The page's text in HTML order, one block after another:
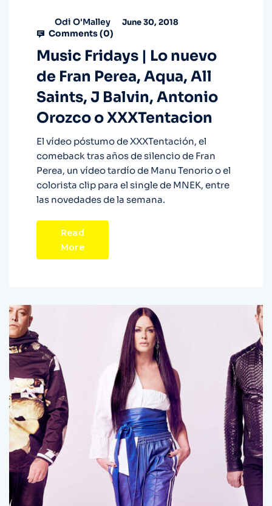
Odi O'Malley June 30, 2018
Comments (0)
Music Fridays | Lo nuevo
de Fran Perea, Aqua, All
Saints, J Balvin, Antonio
Orozco o XXXTentacion
El vídeo póstumo de XXXTentación, el
comeback tras años de silencio de Fran
Perea, un vídeo tardío de Manu Tenorio o el
colorista clip para el single de MNEK, entre
las novedades de la semana.
Read
More